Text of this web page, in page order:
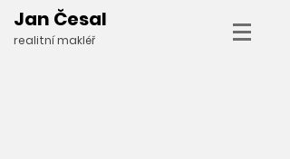
Jan Česal
realitní makléř